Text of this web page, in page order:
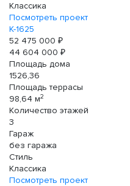
Классика
Посмотреть проект
К-1625
52 475 000 ₽
44 604 000 ₽
Площадь дома
1526,36
Площадь террасы
98,64 м2
Количество этажей
3
Гараж
без гаража
Стиль
Классика
Посмотреть проект